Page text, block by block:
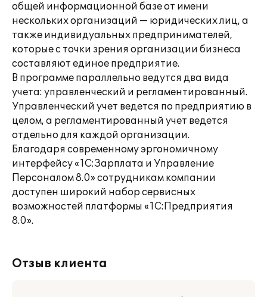
общей информационной базе от имени
нескольких организаций — юридических лиц, а
также индивидуальных предпринимателей,
которые с точки зрения организации бизнеса
составляют единое предприятие.
В программе параллельно ведутся два вида
учета: управленческий и регламентированный.
Управленческий учет ведется по предприятию в
целом, а регламентированный учет ведется
отдельно для каждой организации.
Благодаря современному эргономичному
интерфейсу «1С:Зарплата и Управление
Персоналом 8.0» сотрудникам компании
доступен широкий набор сервисных
возможностей платформы «1С:Предприятия
8.0».
Отзыв клиента